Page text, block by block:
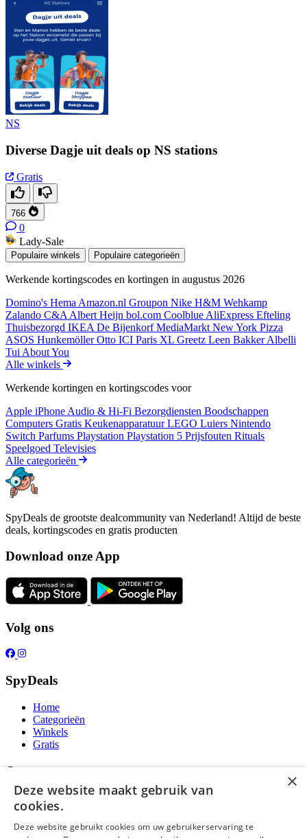
NS
Diverse Dagje uit deals op NS stations
Gratis
766
0
Lady-Sale
Populaire winkels Populaire categorieën
Werkende kortingscodes en kortingen in augustus 2026
Domino's Hema Amazon.nl Groupon Nike H&M Wehkamp
Zalando C&A Albert Heijn bol.com Coolblue AliExpress Efteling
Thuisbezorgd IKEA De BijenkorfMediaMarkt New York Pizza
ASOS HunkemöllerOtto ICI Paris XL Greetz Leen BakkerAlbelli
Tui About You
Alle winkels
Werkende kortingen en kortingscodes voor
Apple iPhone Audio & Hi-Fi Bezorgdiensten Boodschappen
Computers Gratis KeukenapparatuurLEGO Luiers Nintendo
Switch Parfums Playstation Playstation 5 Prijsfouten Rituals
Speelgoed Televisies
Alle categorieën
SpyDeals de grootste dealcommunity van Nederland! Altijd de beste
deals, kortingscodes en gratis producten
Download onze App
Volg ons
SpyDeals
Home
Categorieën
Winkels
Gratis
Over ons
Over ons
Contact
Publicatieregels
×
Deze website maakt gebruik van
cookies.
Deze website gebruikt cookies om uw gebruikerservaring te